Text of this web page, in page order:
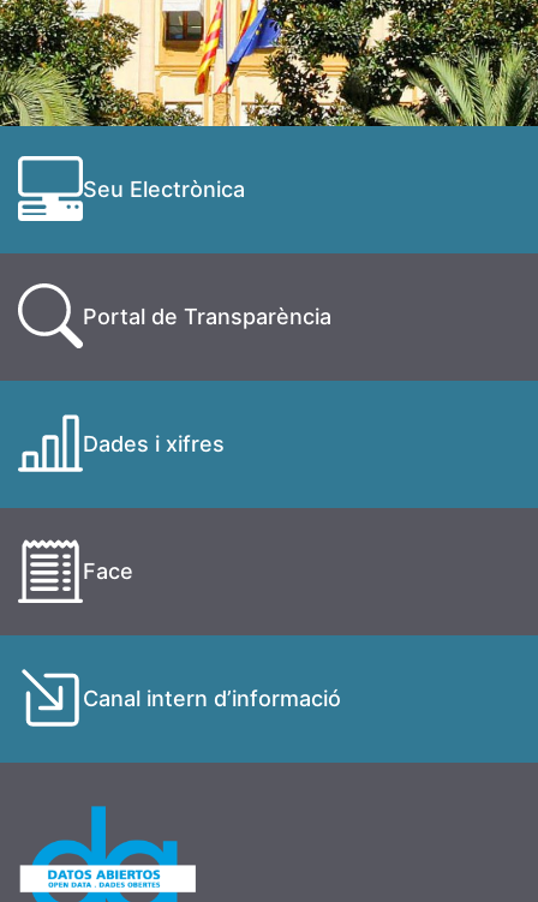
Seu Electrònica
Portal de Transparència
Dades i xifres
Face
Canal intern d’informació